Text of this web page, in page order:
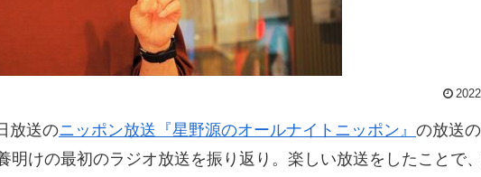
放送のニッポン放送『星野源のオールナイトニッポン』 の放送
明けの最初のラジオ放送を振り返り。楽しい放送をしたことで